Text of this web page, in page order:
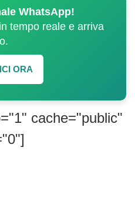
WhatsApp!
tempo reale e arriva
ORA
cache="public"